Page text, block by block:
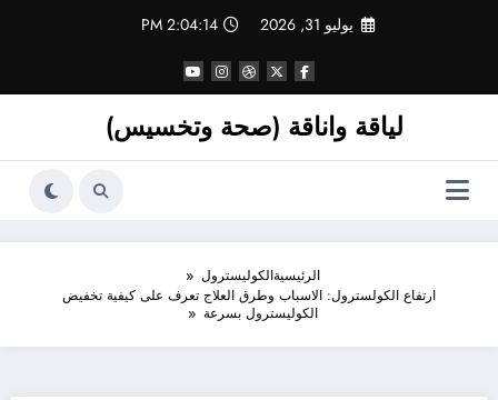
يوليو 31, 2026 2:04:16 PM
لياقة واناقة (صحة وتخسيس)
الرئيسيةالكوليسترول
ارتفاع الكولسترول: الاسباب وطرق العلاج تعرف على كيفية تخفيض
الكوليسترول بسرعة